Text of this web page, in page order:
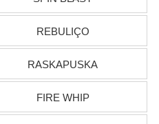
REBULIÇO
RASKAPUSKA
FIRE WHIP